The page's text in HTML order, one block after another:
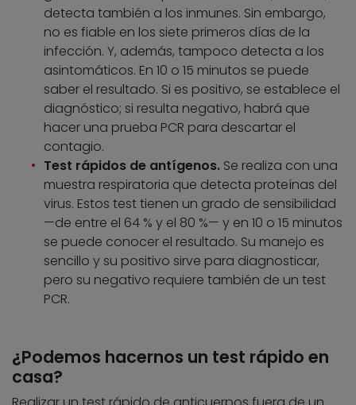
detecta también a los inmunes. Sin embargo,
no es fiable en los siete primeros días de la
infección. Y, además, tampoco detecta a los
asintomáticos. En 10 o 15 minutos se puede
saber el resultado. Si es positivo, se establece el
diagnóstico; si resulta negativo, habrá que
hacer una prueba PCR para descartar el
contagio.
Test rápidos de antígenos. Se realiza con una
muestra respiratoria que detecta proteínas del
virus. Estos test tienen un grado de sensibilidad
—de entre el 64 % y el 80 %— y en 10 o 15 minutos
se puede conocer el resultado. Su manejo es
sencillo y su positivo sirve para diagnosticar,
pero su negativo requiere también de un test
PCR.
¿Podemos hacernos un test rápido en
casa?